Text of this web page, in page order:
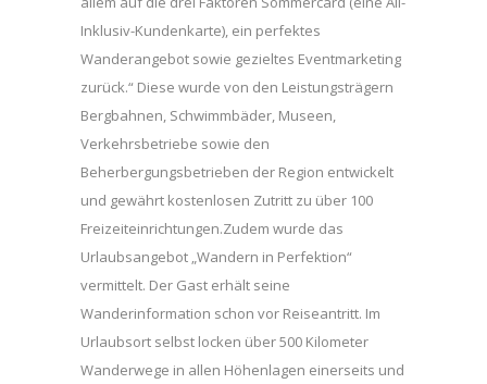
Inklusiv-Kundenkarte), ein perfektes
Wanderangebot sowie gezieltes Eventmarketing
zurück.“ Diese wurde von den Leistungsträgern
Bergbahnen, Schwimmbäder, Museen,
Verkehrsbetriebe sowie den
Beherbergungsbetrieben der Region entwickelt
und gewährt kostenlosen Zutritt zu über 100
Freizeiteinrichtungen.Zudem wurde das
Urlaubsangebot „Wandern in Perfektion“
vermittelt. Der Gast erhält seine
Wanderinformation schon vor Reiseantritt. Im
Urlaubsort selbst locken über 500 Kilometer
Wanderwege in allen Höhenlagen einerseits und